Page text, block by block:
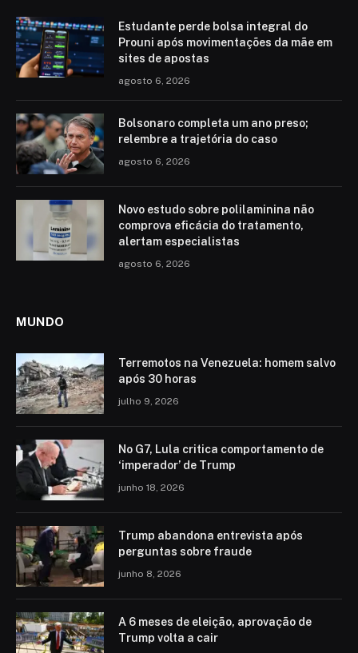
Estudante perde bolsa integral do
Prouni após movimentações da mãe em
sites de apostas
agosto 6, 2026
Bolsonaro completa um ano preso;
relembre a trajetória do caso
agosto 6, 2026
Novo estudo sobre polilaminina não
comprova eficácia do tratamento,
alertam especialistas
agosto 6, 2026
MUNDO
Terremotos na Venezuela: homem salvo
após 30 horas
julho 9, 2026
No G7, Lula critica comportamento de
‘imperador’ de Trump
junho 18, 2026
Trump abandona entrevista após
perguntas sobre fraude
junho 8, 2026
A 6 meses de eleição, aprovação de
Trump volta a cair